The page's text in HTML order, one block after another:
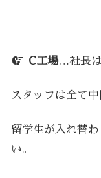
C工場…社長は
スタッフは全て
留学生が入れ替
い。